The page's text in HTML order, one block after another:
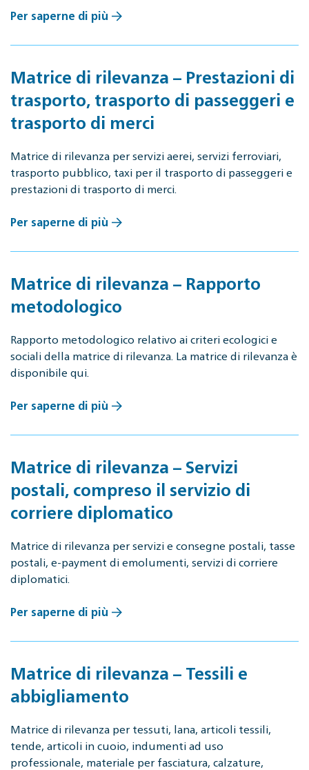
Per saperne di più
Matrice di rilevanza – Prestazioni di
trasporto, trasporto di passeggeri e
trasporto di merci
Matrice di rilevanza per servizi aerei, servizi ferroviari,
trasporto pubblico, taxi per il trasporto di passeggeri e
prestazioni di trasporto di merci.
Per saperne di più
Matrice di rilevanza – Rapporto
metodologico
Rapporto metodologico relativo ai criteri ecologici e
sociali della matrice di rilevanza. La matrice di rilevanza è
disponibile qui.
Per saperne di più
Matrice di rilevanza – Servizi
postali, compreso il servizio di
corriere diplomatico
Matrice di rilevanza per servizi e consegne postali, tasse
postali, e-payment di emolumenti, servizi di corriere
diplomatici.
Per saperne di più
Matrice di rilevanza – Tessili e
abbigliamento
Matrice di rilevanza per tessuti, lana, articoli tessili,
tende, articoli in cuoio, indumenti ad uso
professionale, materiale per fasciatura, calzature,